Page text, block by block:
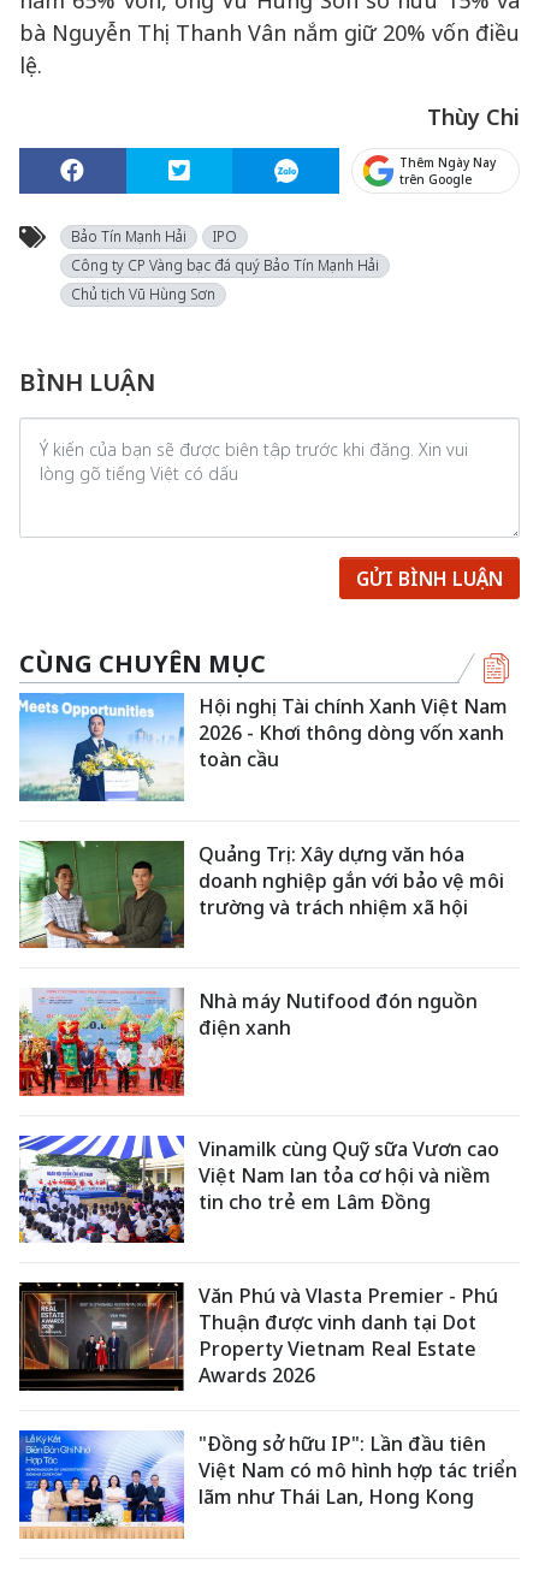
bà Nguyễn Thị Thanh Vân nắm giữ 20% vốn điều
lệ.
Thùy Chi
Thêm Ngày Nay
trên Google
Bảo Tín Mạnh Hải
IPO
Công ty CP Vàng bạc đá quý Bảo Tín Mạnh Hải
Chủ tịch Vũ Hùng Sơn
BÌNH LUẬN
GỬI BÌNH LUẬN
CÙNG CHUYÊN MỤC
Hội nghị Tài chính Xanh Việt Nam
2026 - Khơi thông dòng vốn xanh
toàn cầu
Quảng Trị: Xây dựng văn hóa
doanh nghiệp gắn với bảo vệ môi
trường và trách nhiệm xã hội
Nhà máy Nutifood đón nguồn
điện xanh
Vinamilk cùng Quỹ sữa Vươn cao
Việt Nam lan tỏa cơ hội và niềm
tin cho trẻ em Lâm Đồng
Văn Phú và Vlasta Premier - Phú
Thuận được vinh danh tại Dot
Property Vietnam Real Estate
Awards 2026
"Đồng sở hữu IP": Lần đầu tiên
Việt Nam có mô hình hợp tác triển
lãm như Thái Lan, Hong Kong